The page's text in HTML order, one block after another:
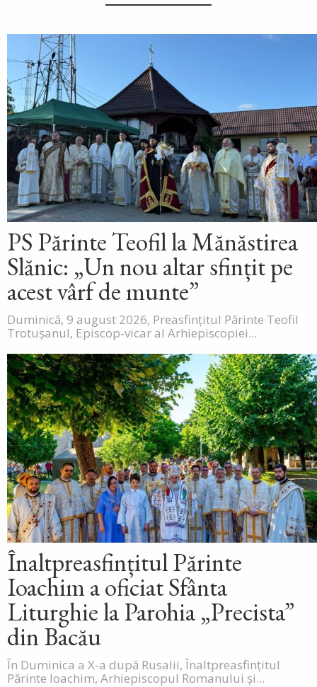
PS Părinte Teofil la Mănăstirea
Slănic: „Un nou altar sfințit pe
acest vârf de munte”
Duminică, 9 august 2026, Preasfințitul Părinte Teofil
Trotușanul, Episcop-vicar al Arhiepiscopiei...
Înaltpreasfințitul Părinte
Ioachim a oficiat Sfânta
Liturghie la Parohia „Precista”
din Bacău
În Duminica a X-a după Rusalii, Înaltpreasfințitul
Părinte Ioachim, Arhiepiscopul Romanului și...